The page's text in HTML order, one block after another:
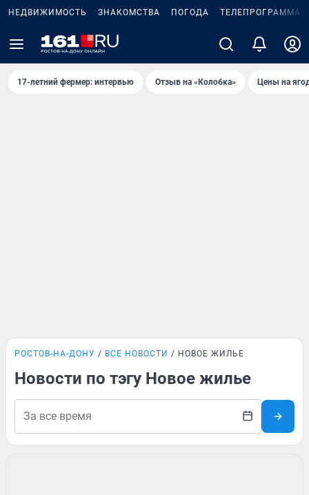
НЕДВИЖИМОСТЬ ЗНАКОМСТВА ПОГОДА ТЕЛЕПРОГРАММА
17-летний фермер: интервью Отзыв на «Колобка» Цены на
РОСТОВ-НА-ДОНУ ВСЕ НОВОСТИ НОВОЕ ЖИЛЬЕ
Новости по тэгу Новое жилье